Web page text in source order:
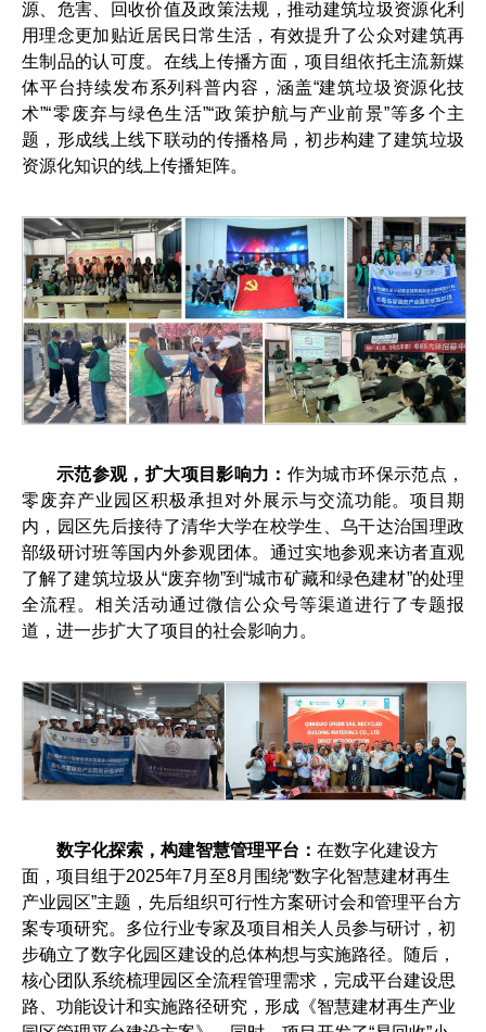
源、危害、回收价值及政策法规，推动建筑垃圾资源化利
用理念更加贴近居民日常生活，有效提升了公众对建筑再
生制品的认可度。在线上传播方面，项目组依托主流新媒
体平台持续发布系列科普内容，涵盖“建筑垃圾资源化技
术”“零废弃与绿色生活”“政策护航与产业前景”等多个主
题，形成线上线下联动的传播格局，初步构建了建筑垃圾
资源化知识的线上传播矩阵。
示范参观，扩大项目影响力： 作为城市环保示范点，
零废弃产业园区积极承担对外展示与交流功能。项目期
内，园区先后接待了清华大学在校学生、乌干达治国理政
部级研讨班等国内外参观团体。通过实地参观来访者直观
了解了建筑垃圾从“废弃物”到“城市矿藏和绿色建材”的处理
全流程。相关活动通过微信公众号等渠道进行了专题报
道，进一步扩大了项目的社会影响力。
数字化探索，构建智慧管理平台： 在数字化建设方
面，项目组于2025年7月至8月围绕“数字化智慧建材再生
产业园区”主题，先后组织可行性方案研讨会和管理平台方
案专项研究。多位行业专家及项目相关人员参与研讨，初
步确立了数字化园区建设的总体构想与实施路径。随后，
核心团队系统梳理园区全流程管理需求，完成平台建设思
路、功能设计和实施路径研究，形成《智慧建材再生产业